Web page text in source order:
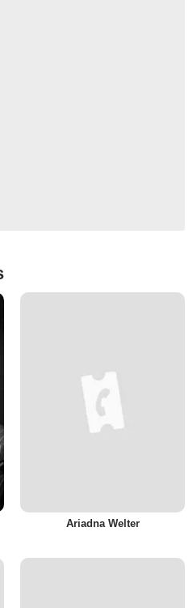
Ariadna Welter